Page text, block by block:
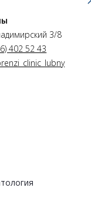
3/8
402 52 43